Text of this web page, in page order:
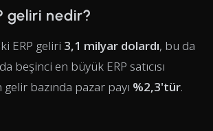
geliri nedir?
ERP geliri 3,1 milyar dolardı, bu da
beşinci en büyük ERP satıcısı
gelir bazında pazar payı %2,3'tür.